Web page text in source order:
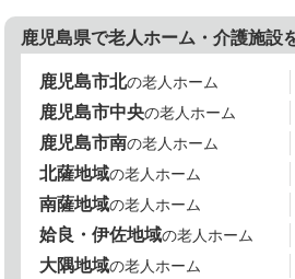
鹿児島県で老人ホーム・介護施設
鹿児島市北の老人ホーム
鹿児島市中央の老人ホーム
鹿児島市南の老人ホーム
北薩地域の老人ホーム
南薩地域の老人ホーム
姶良・伊佐地域の老人ホーム
大隅地域の老人ホーム